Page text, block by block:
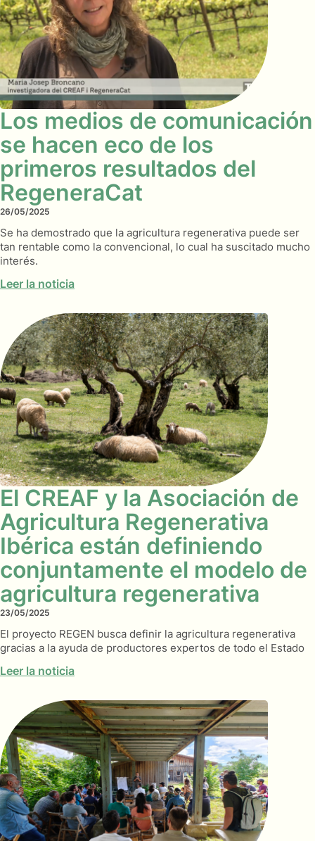
Los medios de comunicación
se hacen eco de los
primeros resultados del
RegeneraCat
26/05/2025
Se ha demostrado que la agricultura regenerativa puede ser
tan rentable como la convencional, lo cual ha suscitado mucho
interés.
Leer la noticia
El CREAF y la Asociación de
Agricultura Regenerativa
Ibérica están definiendo
conjuntamente el modelo de
agricultura regenerativa
23/05/2025
El proyecto REGEN busca definir la agricultura regenerativa
gracias a la ayuda de productores expertos de todo el Estado
Leer la noticia